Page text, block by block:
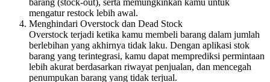
mengatur restock lebih awal.
Menghindari Overstock dan Dead Stock
Overstock terjadi ketika kamu membeli barang dalam jumlah
berlebihan yang akhirnya tidak laku. Dengan aplikasi stok
barang yang terintegrasi, kamu dapat memprediksi permintaan
lebih akurat berdasarkan riwayat penjualan, dan mencegah
penumpukan barang yang tidak terjual.